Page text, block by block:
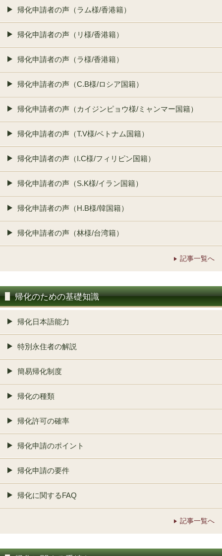
帰化申請者の声（ラム様/香港籍）
帰化申請者の声（リ様/香港籍）
帰化申請者の声（ラ様/香港籍）
帰化申請者の声（C.B様/ロシア国籍）
帰化申請者の声（カイジンピョウ様/ミャンマー国籍）
帰化申請者の声（T.V様/ベトナム国籍）
帰化申請者の声（I.C様/フィリピン国籍）
帰化申請者の声（S.K様/イラン国籍）
帰化申請者の声（H.B様/韓国籍）
帰化申請者の声（林様/台湾籍）
記事一覧へ
帰化のための基礎知識
帰化日本語能力
特別永住者の解説
簡易帰化制度
帰化の種類
帰化許可の確率
帰化申請のポイント
帰化申請の要件
帰化に関するFAQ
記事一覧へ